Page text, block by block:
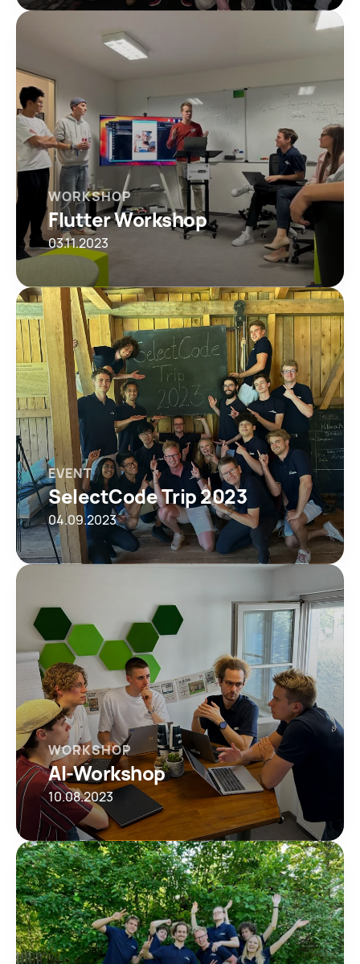
WORKSHOP
Flutter Workshop
03.11.2023
EVENT
SelectCode Trip 2023
04.09.2023
WORKSHOP
AI-Workshop
10.08.2023